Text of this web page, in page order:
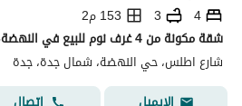
4
3
153 م2
شقة مكونة من 4 غرف نوم للبيع في النهضة، جدة
شارع اطلس، حي النهضة، شمال جدة، جدة